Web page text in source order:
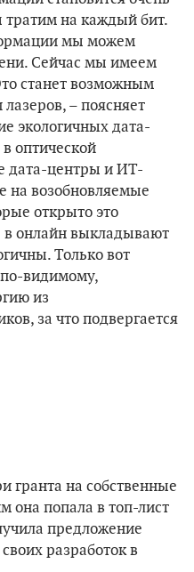
тратим на каждый бит.
мы можем
Сейчас мы имеем
станет возможным
– поясняет
экологичных дата-
оптической
дата-центры и ИТ-
на возобновляемые
открыто это
в онлайн выкладывают
Только вот
по-видимому,
из
за что подвергается
гранта на собственные
она попала в топ-лист
предложение
разработок в